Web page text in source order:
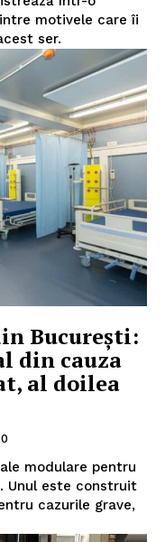
motivele care îi
ser.
București:
din cauza
al doilea
modulare pentru
Unul este construit
cazurile grave,